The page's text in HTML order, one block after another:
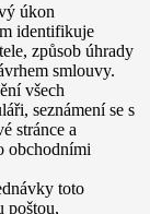
úkon
identifikuje
způsob úhrady
smlouvy.
všech
seznámení se s
stránce a
obchodními
toto
poštou,